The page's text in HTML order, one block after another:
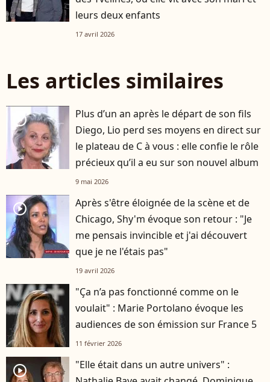
leurs deux enfants
17 avril 2026
Les articles similaires
player2
Plus d’un an après le départ de son fils
Diego, Lio perd ses moyens en direct sur
le plateau de C à vous : elle confie le rôle
précieux qu’il a eu sur son nouvel album
9 mai 2026
player2
Après s'être éloignée de la scène et de
Chicago, Shy'm évoque son retour : "Je
me pensais invincible et j'ai découvert
que je ne l'étais pas"
19 avril 2026
"Ça n’a pas fonctionné comme on le
voulait" : Marie Portolano évoque les
audiences de son émission sur France 5
11 février 2026
player2
"Elle était dans un autre univers" :